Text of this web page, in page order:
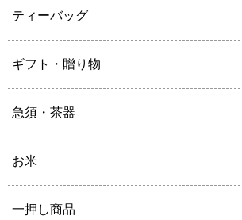
ティーバッグ
ギフト・贈り物
急須・茶器
お米
一押し商品